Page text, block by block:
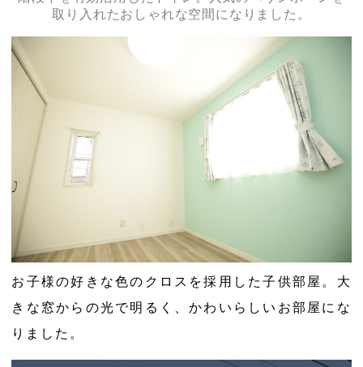
取り入れたおしゃれな空間になりました。
お子様の好きな色のクロスを採用した子供部屋。大
きな窓からの光で明るく、かわいらしいお部屋にな
りました。